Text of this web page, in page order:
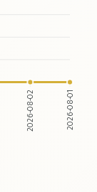
2026-08-02 2026-08-01